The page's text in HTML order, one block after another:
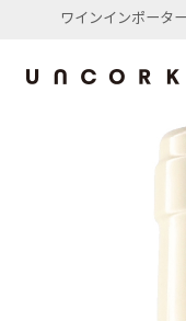
ワインインポータ